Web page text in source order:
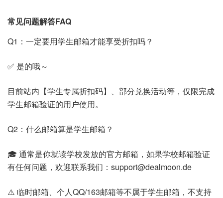
常见问题解答FAQ
Q1：一定要用学生邮箱才能享受折扣吗？
✅ 是的哦～
目前站内【学生专属折扣码】、部分兑换活动等，仅限完成
学生邮箱验证的用户使用。
Q2：什么邮箱算是学生邮箱？
🎓 通常是你就读学校发放的官方邮箱，如果学校邮箱验证
有任何问题，欢迎联系我们：support@dealmoon.de
⚠️ 临时邮箱、个人QQ/163邮箱等不属于学生邮箱，不支持